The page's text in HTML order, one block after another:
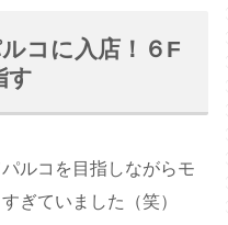
コに入店！６F
す
ルコを目指しながらモ
ぎていました（笑）